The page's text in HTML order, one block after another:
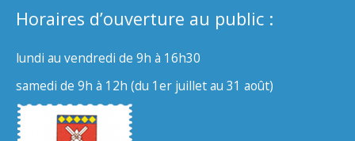
Horaires d’ouverture au public :
lundi au vendredi de 9h à 16h30
samedi de 9h à 12h (du 1er juillet au 31 août)